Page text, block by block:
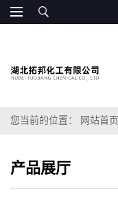
您当前的位置： 网站首页
产品展厅